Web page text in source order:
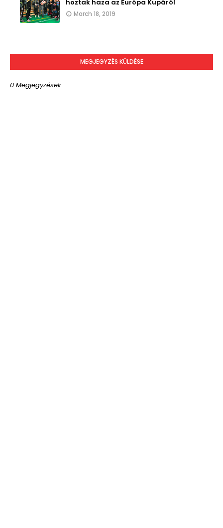
hoztak haza az Európa Kupáról
March 18, 2019
MEGJEGYZÉS KÜLDÉSE
0 Megjegyzések